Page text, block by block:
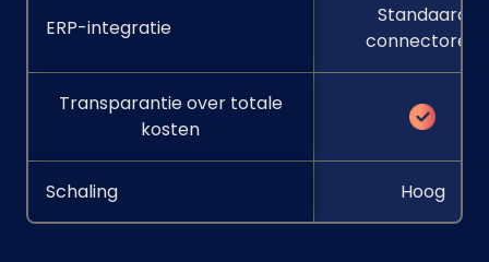
ERP-integratie
Standaard
connectoren
Transparantie over totale
kosten
Schaling Hoog